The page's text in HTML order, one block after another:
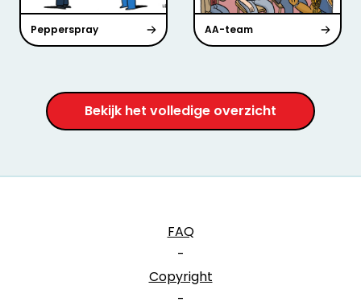
Pepperspray AA-team
Bekijk het volledige overzicht
FAQ
-
Copyright
-